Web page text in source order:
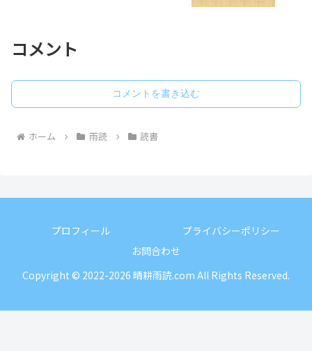
コメント
コメントを書き込む
ホーム 雨読 読書
プロフィール
プライバシーポリシー
お問合わせ
Copyright © 2022-2026 晴耕雨読.com All Rights Reserved.